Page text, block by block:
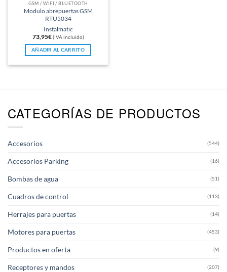
GSM / WIFI / BLUETOOTH
Modulo abrepuertas GSM
RTU5034
Instalmatic
73,95€ (IVA incluido)
AÑADIR AL CARRITO
CATEGORÍAS DE PRODUCTOS
Accesorios (544)
Accesorios Parking (16)
Bombas de agua (51)
Cuadros de control (113)
Herrajes para puertas (14)
Motores para puertas (453)
Productos en oferta (9)
Receptores y mandos (207)